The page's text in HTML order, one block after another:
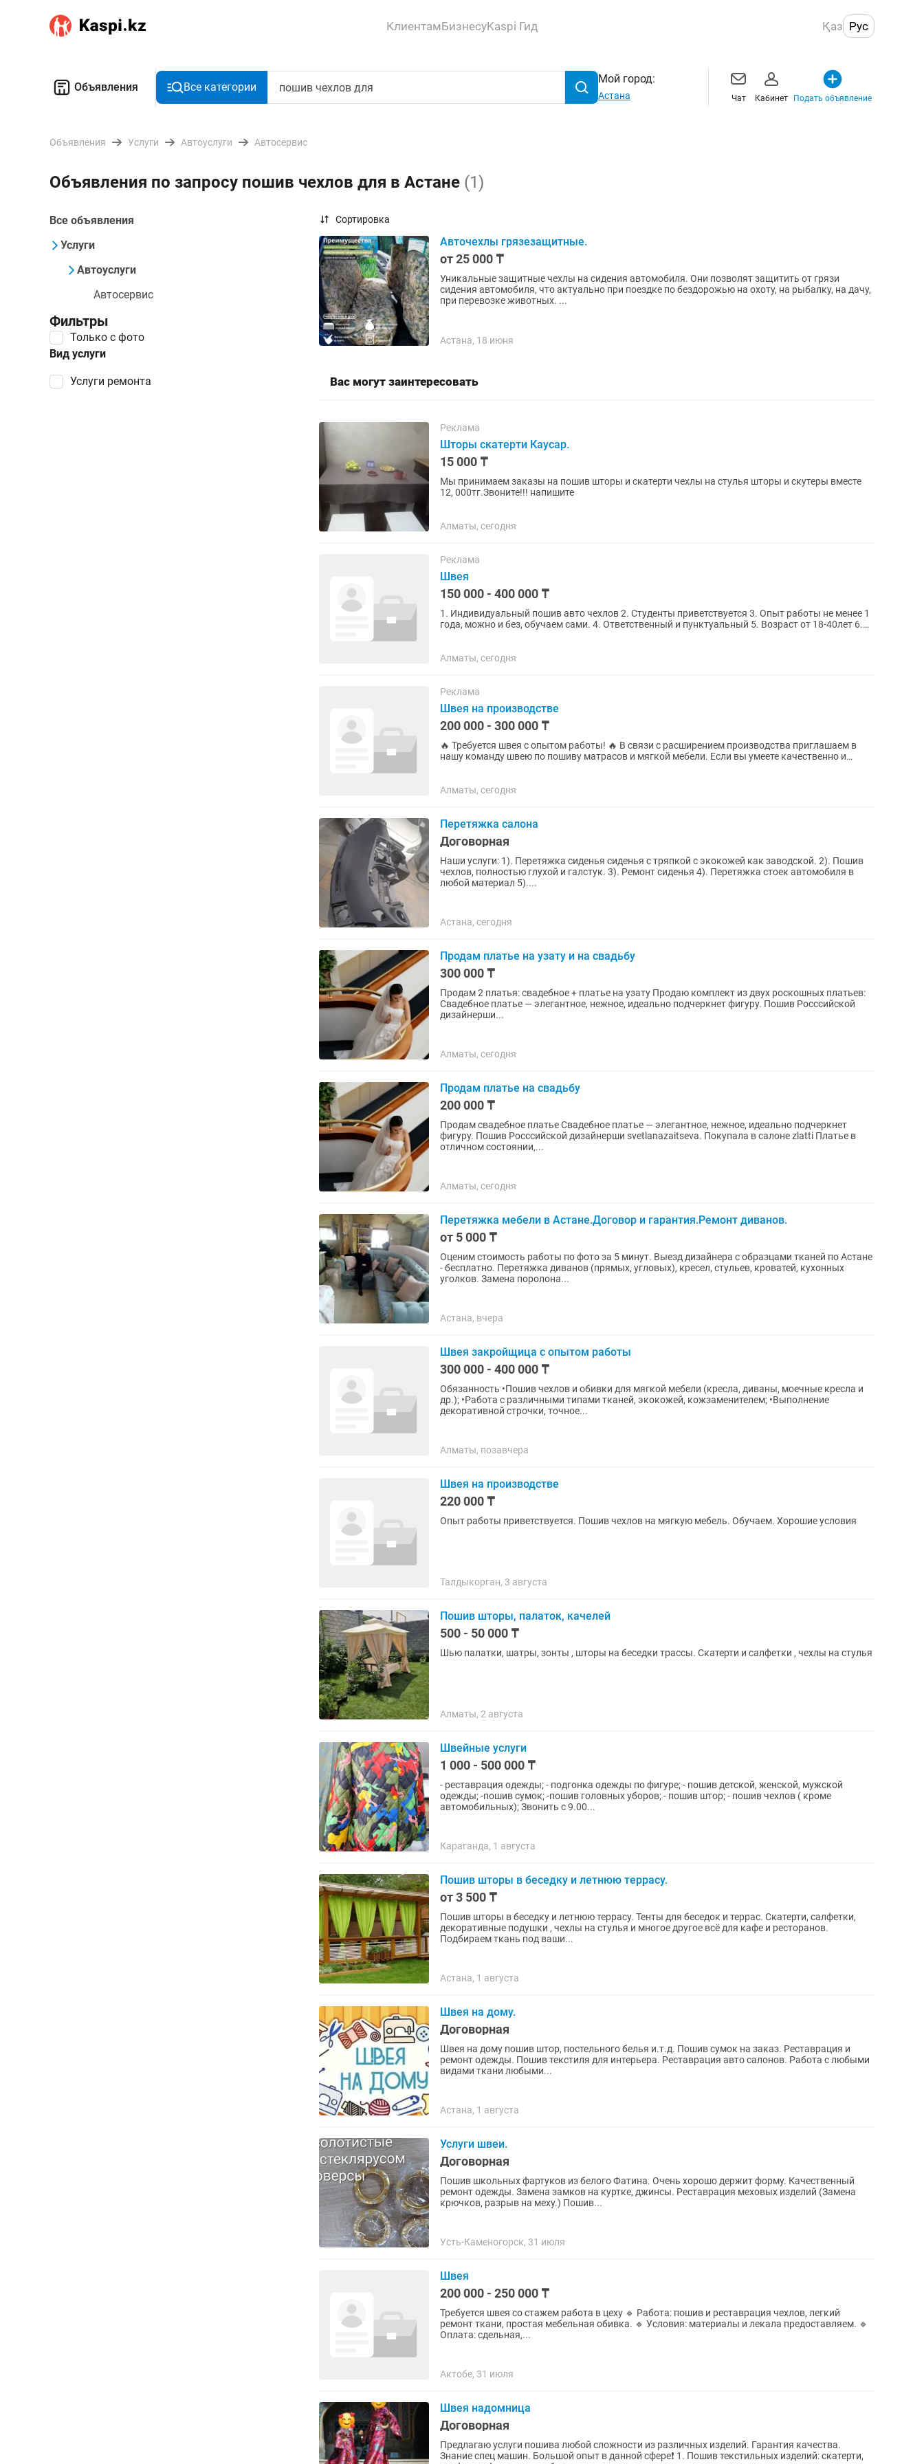
КлиентамБизнесуKaspi Гид Қаз Рус
Объявления Все категории
Мой город:
Астана Чат Кабинет Подать объявление
Объявления Услуги Автоуслуги Автосервис
Объявления по запросу пошив чехлов для в Астане (1)
Все объявления
Услуги
Автоуслуги
Автосервис
Фильтры
Вид услуги
услуги ремонта
Только с фото
Сортировка
Авточехлы грязезащитные.
от 25 000 ₸
Уникальные защитные чехлы на сидения автомобиля. Они позволят защитить от грязи
сидения автомобиля, что актуально при поездке по бездорожью на охоту, на рыбалку, на дачу,
при перевозке животных. ...
Астана, 18 июня
Вас могут заинтересовать
Реклама
Шторы скатерти Каусар.
15 000 ₸
Мы принимаем заказы на пошив шторы и скатерти чехлы на стулья шторы и скутеры вместе
12, 000тг.Звоните!!! напишите
Алматы, сегодня
Реклама
Швея
150 000 - 400 000 ₸
1. Индивидуальный пошив авто чехлов 2. Студенты приветствуется 3. Опыт работы не менее 1
года, можно и без, обучаем сами. 4. Ответственный и пунктуальный 5. Возраст от 18-40лет 6.
Алматы, сегодня
Реклама
Швея на производстве
200 000 - 300 000 ₸
🔥 Требуется швея с опытом работы! 🔥 В связи с расширением производства приглашаем в
нашу команду швею по пошиву матрасов и мягкой мебели. Если вы умеете качественно и
Алматы, сегодня
Перетяжка салона
Договорная
Наши услуги: 1). Перетяжка сиденья сиденья с тряпкой с экокожей как заводской. 2). Пошив
чехлов, полностью глухой и галстук. 3). Ремонт сиденья 4). Перетяжка стоек автомобиля в
любой материал 5)....
Астана, сегодня
Продам платье на узату и на свадьбу
300 000 ₸
Продам 2 платья: свадебное + платье на узату Продаю комплект из двух роскошных платьев:
Свадебное платье — элегантное, нежное, идеально подчеркнет фигуру. Пошив Росссийской
дизайнерши...
Алматы, сегодня
Продам платье на свадьбу
200 000 ₸
Продам свадебное платье Свадебное платье — элегантное, нежное, идеально подчеркнет
фигуру. Пошив Росссийской дизайнерши svetlanazaitseva. Покупала в салоне zlatti Платье в
отличном состоянии,...
Алматы, сегодня
Перетяжка мебели в Астане.Договор и гарантия.Ремонт диванов.
от 5 000 ₸
Оценим стоимость работы по фото за 5 минут. Выезд дизайнера с образцами тканей по Астане
- бесплатно. Перетяжка диванов (прямых, угловых), кресел, стульев, кроватей, кухонных
уголков. Замена поролона...
Астана, вчера
Швея закройщица с опытом работы
300 000 - 400 000 ₸
Обязанность •Пошив чехлов и обивки для мягкой мебели (кресла, диваны, моечные кресла и
др.); •Работа с различными типами тканей, экокожей, кожзаменителем; •Выполнение
декоративной строчки, точное...
Алматы, позавчера
Швея на производстве
220 000 ₸
Опыт работы приветствуется. Пошив чехлов на мягкую мебель. Обучаем. Хорошие условия
Талдыкорган, 3 августа
Пошив шторы, палаток, качелей
500 - 50 000 ₸
Шью палатки, шатры, зонты , шторы на беседки трассы. Скатерти и салфетки , чехлы на стулья
Алматы, 2 августа
Швейные услуги
1 000 - 500 000 ₸
- реставрация одежды; - подгонка одежды по фигуре; - пошив детской, женской, мужской
одежды; -пошив сумок; -пошив головных уборов; - пошив штор; - пошив чехлов ( кроме
автомобильных); Звонить с 9.00...
Караганда, 1 августа
Пошив шторы в беседку и летнюю террасу.
от 3 500 ₸
Пошив шторы в беседку и летнюю террасу. Тенты для беседок и террас. Скатерти, салфетки,
декоративные подушки , чехлы на стулья и многое другое всё для кафе и ресторанов.
Подбираем ткань под ваши...
Астана, 1 августа
Швея на дому.
Договорная
Швея на дому пошив штор, постельного белья и.т.д. Пошив сумок на заказ. Реставрация и
ремонт одежды. Пошив текстиля для интерьера. Реставрация авто салонов. Работа с любыми
видами ткани любыми...
Астана, 1 августа
Услуги швеи.
Договорная
Пошив школьных фартуков из белого Фатина. Очень хорошо держит форму. Качественный
ремонт одежды. Замена замков на куртке, джинсы. Реставрация меховых изделий (Замена
крючков, разрыв на меху.) Пошив...
Усть-Каменогорск, 31 июля
Швея
200 000 - 250 000 ₸
Требуется швея со стажем работа в цеху 🔹 Работа: пошив и реставрация чехлов, легкий
ремонт ткани, простая мебельная обивка. 🔹 Условия: материалы и лекала предоставляем. 🔹
Оплата: сдельная,...
Актобе, 31 июля
Швея надомница
Договорная
Предлагаю услуги пошива любой сложности из различных изделий. Гарантия качества.
Знание спец машин. Большой опыт в данной сфере❗ 1. Пошив текстильных изделий: скатерти,